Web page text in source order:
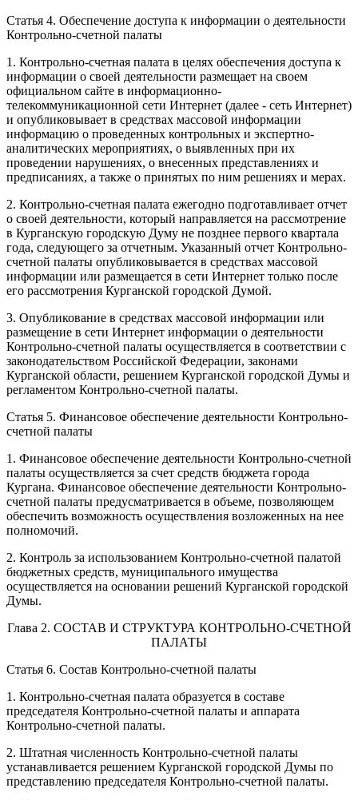
Статья 4. Обеспечение доступа к информации о деятельности
Контрольно-счетной палаты
1. Контрольно-счетная палата в целях обеспечения доступа к
информации о своей деятельности размещает на своем
официальном сайте в информационно-
телекоммуникационной сети Интернет (далее - сеть Интернет)
и опубликовывает в средствах массовой информации
информацию о проведенных контрольных и экспертно-
аналитических мероприятиях, о выявленных при их
проведении нарушениях, о внесенных представлениях и
предписаниях, а также о принятых по ним решениях и мерах.
2. Контрольно-счетная палата ежегодно подготавливает отчет
о своей деятельности, который направляется на рассмотрение
в Курганскую городскую Думу не позднее первого квартала
года, следующего за отчетным. Указанный отчет Контрольно-
счетной палаты опубликовывается в средствах массовой
информации или размещается в сети Интернет только после
его рассмотрения Курганской городской Думой.
3. Опубликование в средствах массовой информации или
размещение в сети Интернет информации о деятельности
Контрольно-счетной палаты осуществляется в соответствии с
законодательством Российской Федерации, законами
Курганской области, решением Курганской городской Думы и
регламентом Контрольно-счетной палаты.
Статья 5. Финансовое обеспечение деятельности Контрольно-
счетной палаты
1. Финансовое обеспечение деятельности Контрольно-счетной
палаты осуществляется за счет средств бюджета города
Кургана. Финансовое обеспечение деятельности Контрольно-
счетной палаты предусматривается в объеме, позволяющем
обеспечить возможность осуществления возложенных на нее
полномочий.
2. Контроль за использованием Контрольно-счетной палатой
бюджетных средств, муниципального имущества
осуществляется на основании решений Курганской городской
Думы.
Глава 2. СОСТАВ И СТРУКТУРА КОНТРОЛЬНО-СЧЕТНОЙ
ПАЛАТЫ
Статья 6. Состав Контрольно-счетной палаты
1. Контрольно-счетная палата образуется в составе
председателя Контрольно-счетной палаты и аппарата
Контрольно-счетной палаты.
2. Штатная численность Контрольно-счетной палаты
устанавливается решением Курганской городской Думы по
представлению председателя Контрольно-счетной палаты.